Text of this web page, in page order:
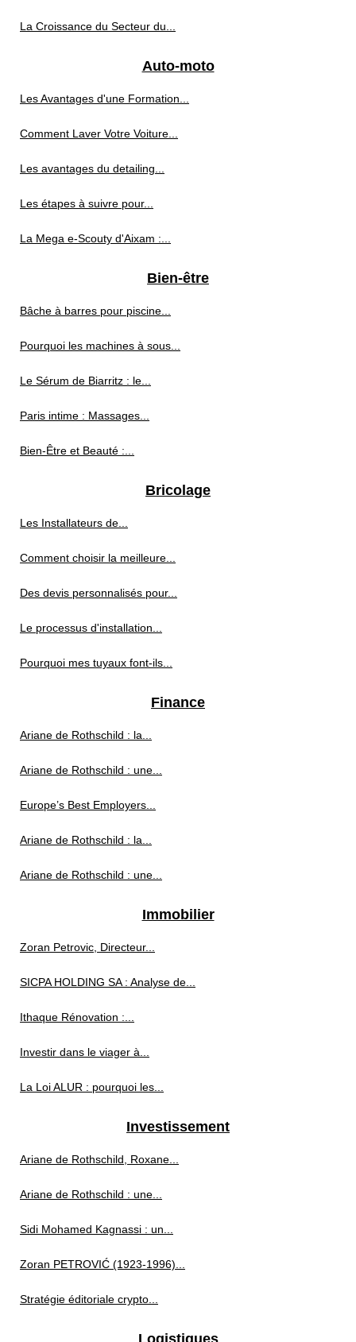
La Croissance du Secteur du...
Auto-moto
Les Avantages d'une Formation...
Comment Laver Votre Voiture...
Les avantages du detailing...
Les étapes à suivre pour...
La Mega e-Scouty d'Aixam :...
Bien-être
Bâche à barres pour piscine...
Pourquoi les machines à sous...
Le Sérum de Biarritz : le...
Paris intime : Massages...
Bien-Être et Beauté :...
Bricolage
Les Installateurs de...
Comment choisir la meilleure...
Des devis personnalisés pour...
Le processus d'installation...
Pourquoi mes tuyaux font-ils...
Finance
Ariane de Rothschild : la...
Ariane de Rothschild : une...
Europe’s Best Employers...
Ariane de Rothschild : la...
Ariane de Rothschild : une...
Immobilier
Zoran Petrovic, Directeur...
SICPA HOLDING SA : Analyse de...
Ithaque Rénovation :...
Investir dans le viager à...
La Loi ALUR : pourquoi les...
Investissement
Ariane de Rothschild, Roxane...
Ariane de Rothschild : une...
Sidi Mohamed Kagnassi : un...
Zoran PETROVIĆ (1923‑1996)...
Stratégie éditoriale crypto...
Logistiques